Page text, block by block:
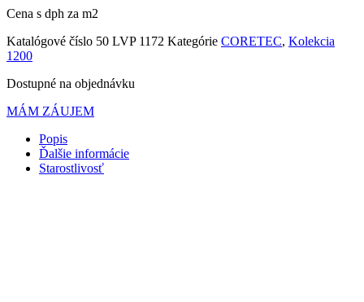
Cena s dph za m2
Katalógové číslo 50 LVP 1172 Kategórie CORETEC, Kolekcia
1200
Dostupné na objednávku
MÁM ZÁUJEM
Popis
Ďalšie informácie
Starostlivosť